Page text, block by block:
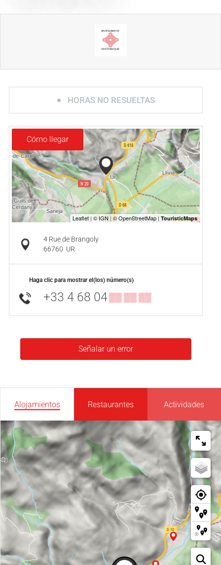
HORAS NO RESUELTAS
Cómo llegar
4 Rue de Brangoly
66760 UR
Haga clic para mostrar el(los) número(s)
+33 4 68 04▒▒ ▒▒ ▒▒
Señalar un error
Alojamientos Restaurantes Actividades